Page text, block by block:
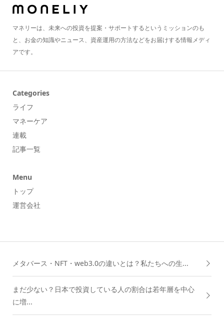
マネリーは、未来への投資を提案・サポートするというミッションのも
と、お金の知識やニュース、資産運用の方法などをお届けする情報メディ
アです。
Categories
ライフ
マネーケア
連載
記事一覧
Menu
トップ
運営会社
メタバース・NFT・web3.0の違いとは？私たちへの生...
まだ少ない？日本で投資している人の割合は若年層を中心
に増...